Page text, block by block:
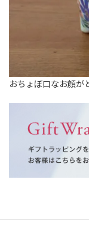
おちょぼ口なお顔が